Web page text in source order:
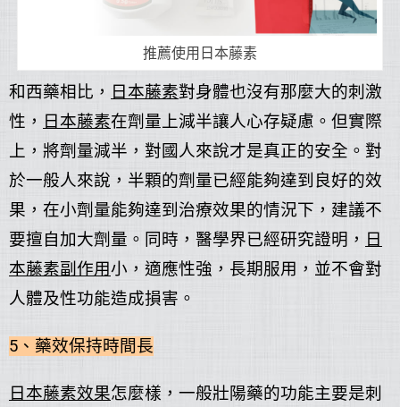
推薦使用日本藤素
和西藥相比， 日本藤素對身體也沒有那麼大的刺激
性， 日本藤素在劑量上減半讓人心存疑慮。但實際
上，將劑量減半，對國人來說才是真正的安全。對
於一般人來說，半顆的劑量已經能夠達到良好的效
果，在小劑量能夠達到治療效果的情況下，建議不
要擅自加大劑量。同時，醫學界已經研究證明， 日
本藤素副作用小，適應性強，長期服用，並不會對
人體及性功能造成損害。
5、藥效保持時間長
日本藤素效果怎麼樣，一般壯陽藥的功能主要是刺